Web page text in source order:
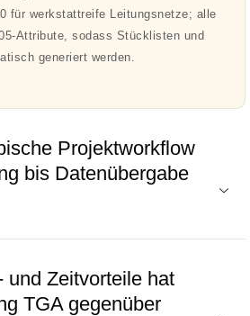
für werkstattreife Leitungsnetze; alle
Attribute, sodass Stücklisten und
generiert werden.
Projekt­workflow
bis Daten­übergabe
und Zeitvorteile hat
TGA gegenüber